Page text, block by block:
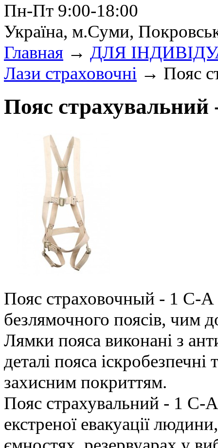
Пн-Пт 9:00-18:00
Україна, м.Суми,
Главная → ДЛЯ
Лази страховочні → Пояс
Пояс
Пояс страховочный - 1 С-А
безлямочного поясів, чим
Лямки пояса виконані з
деталі пояса
захисним покриттям.
Пояс страхувальний - 1 С-А
екстреної евакуації